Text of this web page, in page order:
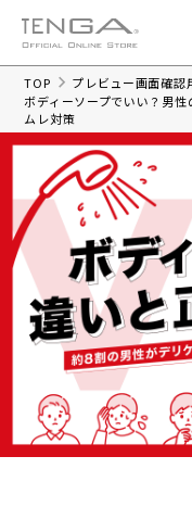
TOP
プレビュー画面確認
ボディーソープでいい？男
ムレ対策